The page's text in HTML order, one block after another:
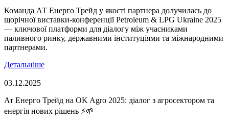
Команда АТ Енерго Трейд у якості партнера долучилась до
щорічної виставки-конференції Petroleum & LPG Ukraine 2025
— ключової платформи для діалогу між учасниками
паливного ринку, державними інституціями та міжнародними
партнерами.
Детальніше
03.12.2025
Ат Енерго Трейд на OK Agro 2025: діалог з агросектором та
енергія нових рішень ⚡🌱